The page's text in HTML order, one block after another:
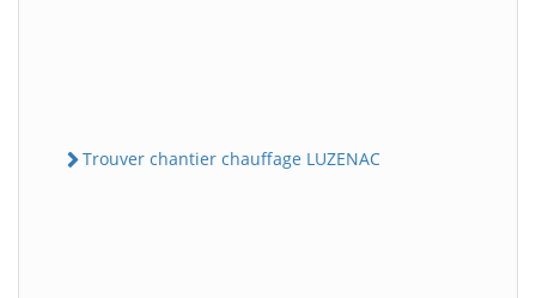
Trouver chantier chauffage LUZENAC